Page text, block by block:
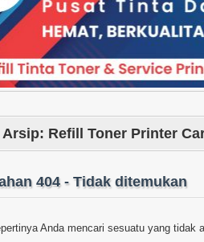
Arsip: Refill Toner Printer
404 - Tidak ditemukan
Anda mencari sesuatu yang tidak